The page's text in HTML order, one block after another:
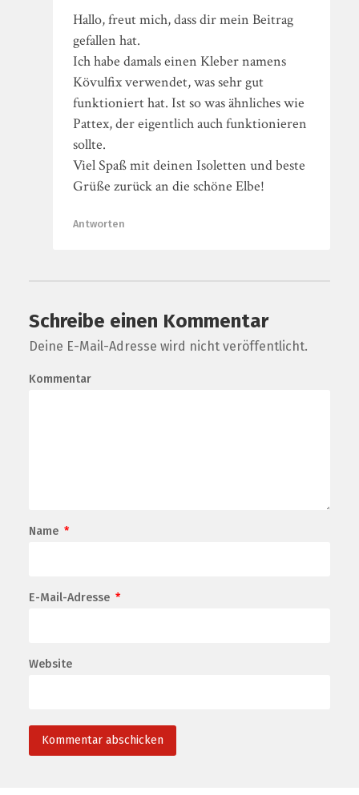
Hallo, freut mich, dass dir mein Beitrag
gefallen hat.
Ich habe damals einen Kleber namens
Kövulfix verwendet, was sehr gut
funktioniert hat. Ist so was ähnliches wie
Pattex, der eigentlich auch funktionieren
sollte.
Viel Spaß mit deinen Isoletten und beste
Grüße zurück an die schöne Elbe!
Antworten
Schreibe einen Kommentar
Deine E-Mail-Adresse wird nicht veröffentlicht.
Kommentar
Name *
E-Mail-Adresse *
Website